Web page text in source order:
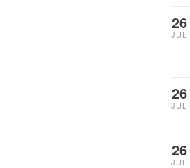
26
JUL
26
JUL
26
JUL